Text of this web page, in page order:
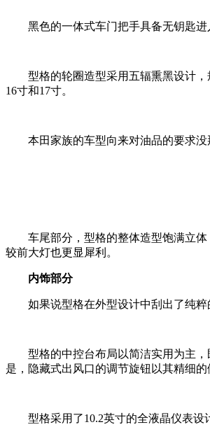
黑色的一体式车门把手具备无钥匙
型格的轮圈造型采用五辐熏黑设计
16寸和17寸。
本田家族的车型向来对油品的要求没
车尾部分，型格的整体造型饱满立
较前大灯也更显犀利。
内饰部分
如果说型格在外型设计中刮出了纯
型格的中控台布局以简洁实用为主
是，隐藏式出风口的调节旋钮以其精细
型格采用了10.2英寸的全液晶仪表设